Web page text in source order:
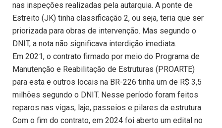
nas inspeções realizadas pela autarquia. A ponte de
Estreito (JK) tinha classificação 2, ou seja, teria que ser
priorizada para obras de intervenção. Mas segundo o
DNIT, a nota não significava interdição imediata.
Em 2021, o contrato firmado por meio do Programa de
Manutenção e Reabilitação de Estruturas (PROARTE)
para esta e outros locais na BR-226 tinha um de R$ 3,5
milhões segundo o DNIT. Nesse período foram feitos
reparos nas vigas, laje, passeios e pilares da estrutura.
Com o fim do contrato, em 2024 foi aberto um edital no